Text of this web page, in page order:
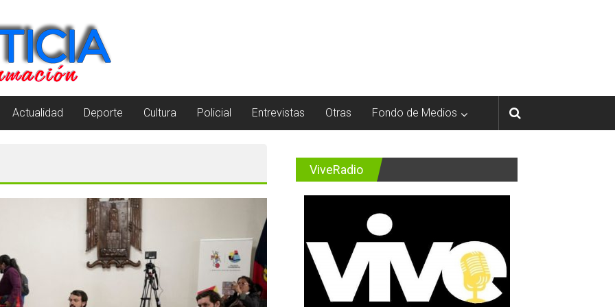
Actualidad Deporte Cultura Policial Entrevistas Otras Fondo de Medios
ViveRadio